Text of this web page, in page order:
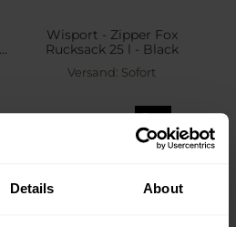
Details About
Wisport - Zipper Fox
Rucksack 25 l - Black
Versand: Sofort